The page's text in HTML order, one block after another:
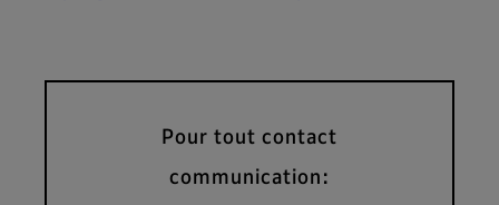
Pour tout contact
communication: